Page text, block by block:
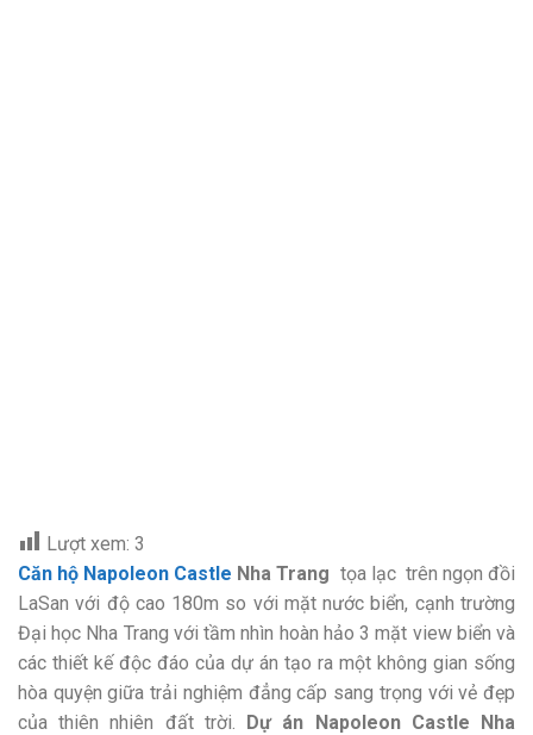
Lượt xem: 3
Căn hộ Napoleon Castle Nha Trang tọa lạc trên ngọn đồi
LaSan với độ cao 180m so với mặt nước biển, cạnh trường
Đại học Nha Trang với tầm nhìn hoàn hảo 3 mặt view biển và
các thiết kế độc đáo của dự án tạo ra một không gian sống
hòa quyện giữa trải nghiệm đẳng cấp sang trọng với vẻ đẹp
của thiên nhiên đất trời. Dự án Napoleon Castle Nha